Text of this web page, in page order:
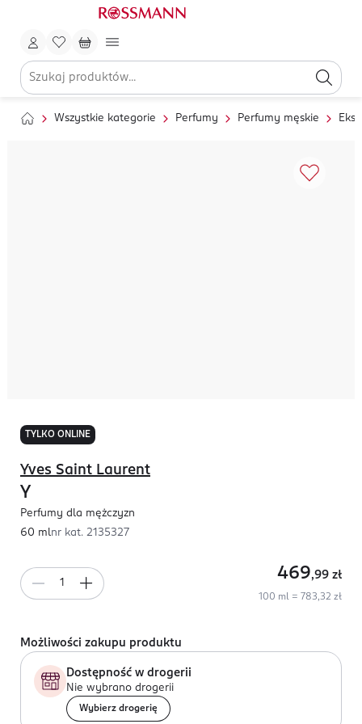
Wszystkie kategorie Perfumy Perfumy męskie
TYLKO ONLINE
Yves Saint Laurent
Y
Perfumy dla mężczyzn
60 mlnr kat. 2135327
469,99 zł
100 ml = 783,32 zł
Możliwości zakupu produktu
Dostępność w drogerii
Nie wybrano drogerii
Wybierz drogerię